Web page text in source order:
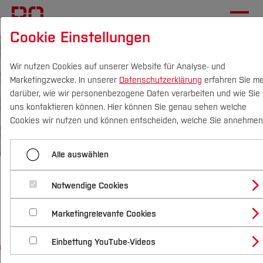
Campus Personen DE|EN Quicklinks
Studium
Studienangebote
Bachelorstudiengänge
Masterstudiengänge
Schwerpunkte
Vor dem Studium
Bewerben & Einschreiben
Bewerbungsportal
Im Studium
Studienbüros und Prüfungen
Nach dem Studium
Forschung & Transfer
Profil
Forschungs- und Transferprofil
Beratung & Förderung
Nachhaltigkeit
Nachhaltigkeit studieren
International
Infos für
Cookie Einstellungen
Wir nutzen Cookies auf unserer Website für Analyse- und
Marketingzwecke. In unserer Datenschutzerklärung erfahren Sie
darüber, wie wir personenbezogene Daten verarbeiten und wie Sie
uns kontaktieren können. Hier können Sie genau sehen welche
Cookies wir nutzen und können entscheiden, welche Sie
Alle auswählen
Notwendige Cookies
Marketingrelevante Cookies
Einbettung YouTube-Videos